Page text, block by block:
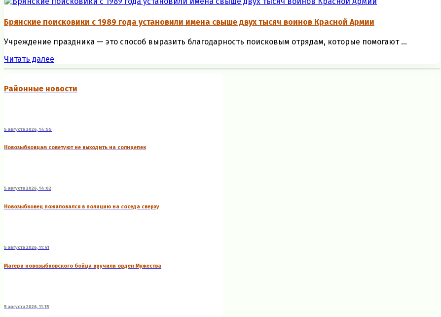
Брянские поисковики с 1989 года установили имена свыше двух тысяч воинов Красной Армии
Учреждение праздника — это способ выразить благодарность поисковым отрядам, которые помогают ...
Читать далее
Районные новости
5 августа 2026, 14:55
Новозыбковцам советуют не выходить на солнцепек
5 августа 2026, 14:02
Новозыбковец пожаловался в полицию на соседа сверху
5 августа 2026, 11:41
Матери новозыбковского бойца вручили орден Мужества
5 августа 2026, 11:15